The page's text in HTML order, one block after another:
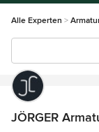
Alle Experten
JÖRGER